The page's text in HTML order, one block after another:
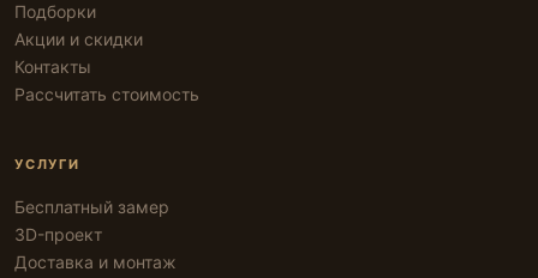
Подборки
Акции и скидки
Контакты
Рассчитать стоимость
УСЛУГИ
Бесплатный замер
3D-проект
Доставка и монтаж